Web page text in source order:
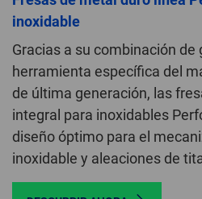
inoxidable
Gracias a su combinación de
herramienta específica del
de última generación, las
integral para inoxidables
diseño óptimo para el
inoxidable y aleaciones de